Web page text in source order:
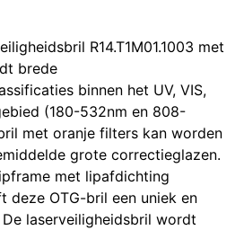
R14.T1M01.1003 met
brede
binnen het UV, VIS,
(180-532nm en 808-
met oranje filters kan worden
grote correctieglazen.
met lipafdichting
deze OTG-bril een uniek en
De laserveiligheidsbril wordt